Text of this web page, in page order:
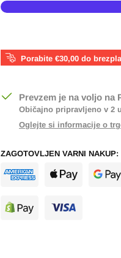
Porabite €30,00 do
Prevzem je na voljo na
Običajno pripravljeno v 2
Oglejte si informacije o
ZAGOTOVLJEN VARNI NAKUP: